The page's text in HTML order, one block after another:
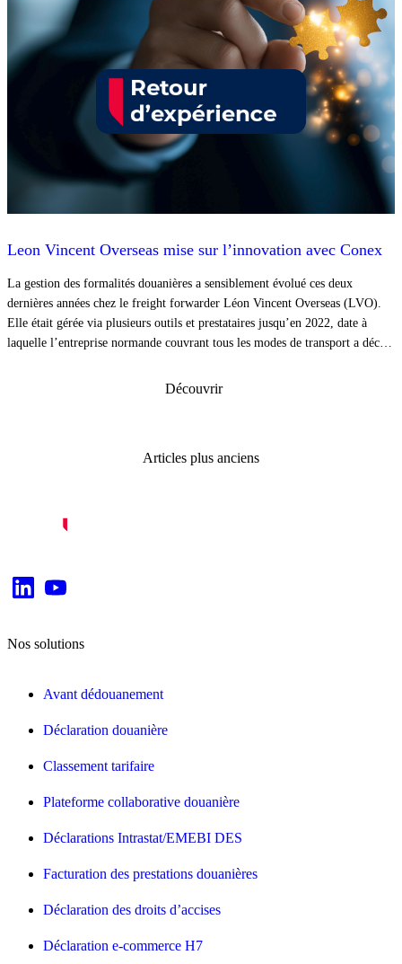
Leon Vincent Overseas mise sur l’innovation avec Conex
La gestion des formalités douanières a sensiblement évolué ces deux
dernières années chez le freight forwarder Léon Vincent Overseas (LVO).
Elle était gérée via plusieurs outils et prestataires jusqu’en 2022, date à
laquelle l’entreprise normande couvrant tous les modes de transport a décidé
solutions de l’éditeur spécialisé Conex.
Découvrir
Articles plus anciens
Nos solutions
Avant dédouanement
Déclaration douanière
Classement tarifaire
Plateforme collaborative douanière
Déclarations Intrastat/EMEBI DES
Facturation des prestations douanières
Déclaration des droits d’accises
Déclaration e-commerce H7